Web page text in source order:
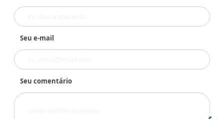
Seu e-mail
Seu comentário